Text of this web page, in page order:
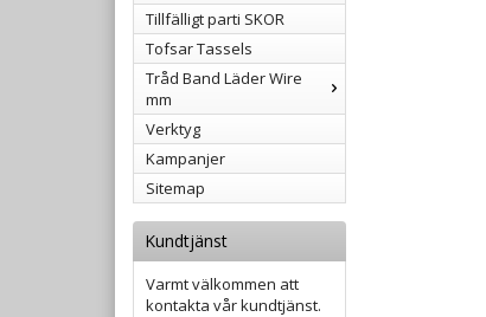
Tillfälligt parti SKOR
Tofsar Tassels
Tråd Band Läder Wire
mm
Verktyg
Kampanjer
Sitemap
Kundtjänst
Varmt välkommen att
kontakta vår kundtjänst.